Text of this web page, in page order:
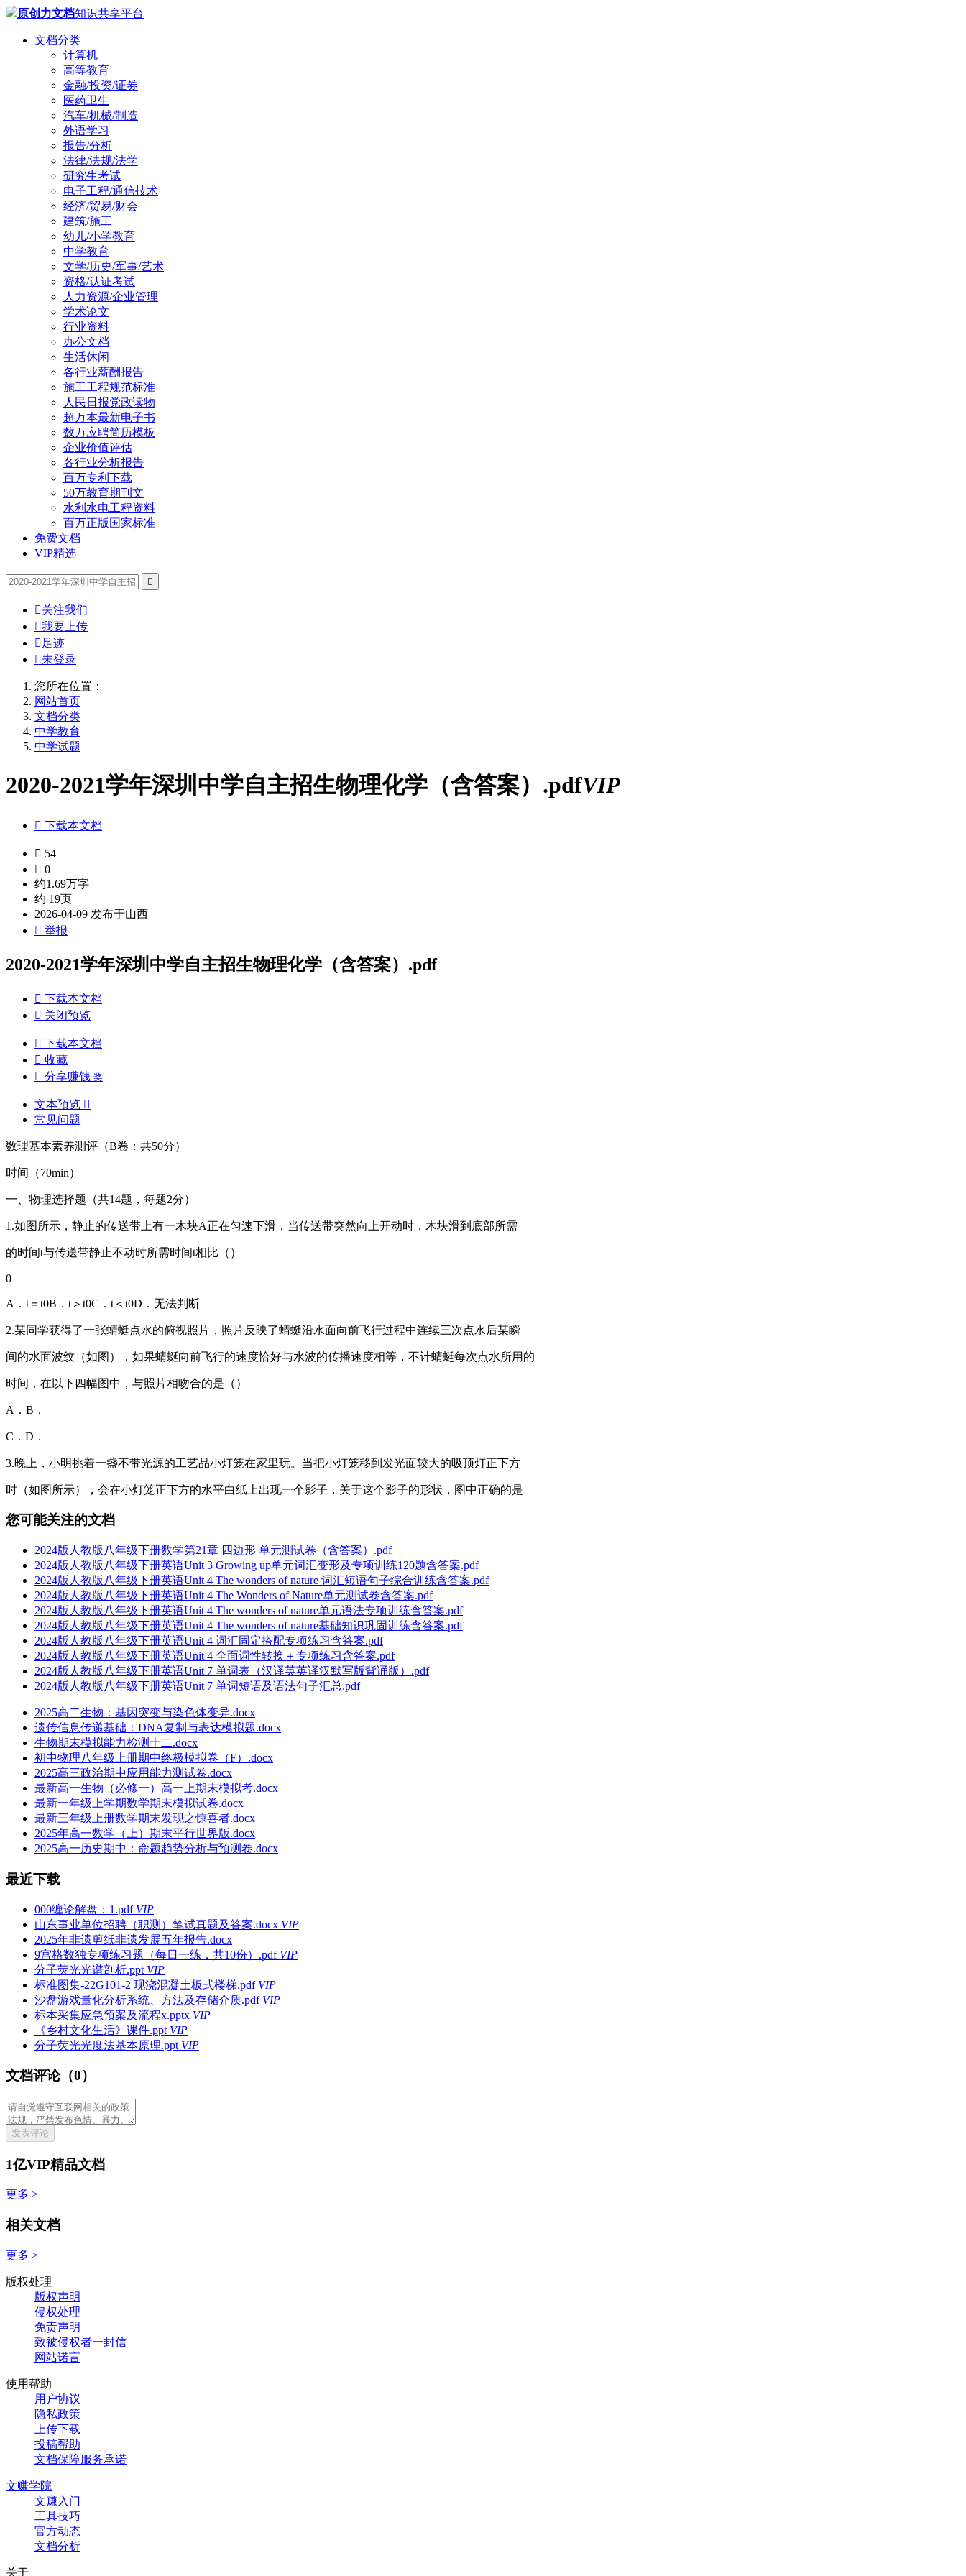
原创力文档知识共享平台
文档分类
计算机
高等教育
金融/投资/证券
医药卫生
汽车/机械/制造
外语学习
报告/分析
法律/法规/法学
研究生考试
电子工程/通信技术
经济/贸易/财会
建筑/施工
幼儿/小学教育
中学教育
文学/历史/军事/艺术
资格/认证考试
人力资源/企业管理
学术论文
行业资料
办公文档
生活休闲
各行业薪酬报告
施工工程规范标准
人民日报党政读物
超万本最新电子书
数万应聘简历模板
企业价值评估
各行业分析报告
百万专利下载
50万教育期刊文
水利水电工程资料
百万正版国家标准
免费文档
VIP精选

关注我们
我要上传
 足迹
未登录
您所在位置：
网站首页
文档分类
中学教育
中学试题
2020-2021学年深圳中学自主招生物理化学（含答案）.pdfVIP
 下载本文档
 54
 0
约1.69万字
约 19页
2026-04-09 发布于山西
 举报
2020-2021学年深圳中学自主招生物理化学（含答案）.pdf
 下载本文档
 关闭预览
 下载本文档
 收藏
 分享赚钱 奖
文本预览 
常见问题
数理基本素养测评（B卷：共50分）
时间（70min）
一、物理选择题（共14题，每题2分）
1.如图所示，静止的传送带上有一木块A正在匀速下滑，当传送带突然向上开动时，木块滑到底部所需
的时间t与传送带静止不动时所需时间t相比（）
0
A．t＝t0B．t＞t0C．t＜t0D．无法判断
2.某同学获得了一张蜻蜓点水的俯视照片，照片反映了蜻蜓沿水面向前飞行过程中连续三次点水后某瞬
间的水面波纹（如图）．如果蜻蜒向前飞行的速度恰好与水波的传播速度相等，不计蜻蜓每次点水所用的
时间，在以下四幅图中，与照片相吻合的是（）
A．B．
C．D．
3.晚上，小明挑着一盏不带光源的工艺品小灯笼在家里玩。当把小灯笼移到发光面较大的吸顶灯正下方
时（如图所示），会在小灯笼正下方的水平白纸上出现一个影子，关于这个影子的形状，图中正确的是
您可能关注的文档
2024版人教版八年级下册数学第21章 四边形 单元测试卷（含答案）.pdf
2024版人教版八年级下册英语Unit 3 Growing up单元词汇变形及专项训练120题含答案.pdf
2024版人教版八年级下册英语Unit 4 The wonders of nature 词汇短语句子综合训练含答案.pdf
2024版人教版八年级下册英语Unit 4 The Wonders of Nature单元测试卷含答案.pdf
2024版人教版八年级下册英语Unit 4 The wonders of nature单元语法专项训练含答案.pdf
2024版人教版八年级下册英语Unit 4 The wonders of nature基础知识巩固训练含答案.pdf
2024版人教版八年级下册英语Unit 4 词汇固定搭配专项练习含答案.pdf
2024版人教版八年级下册英语Unit 4 全面词性转换＋专项练习含答案.pdf
2024版人教版八年级下册英语Unit 7 单词表（汉译英英译汉默写版背诵版）.pdf
2024版人教版八年级下册英语Unit 7 单词短语及语法句子汇总.pdf
2025高二生物：基因突变与染色体变异.docx
遗传信息传递基础：DNA复制与表达模拟题.docx
生物期末模拟能力检测十二.docx
初中物理八年级上册期中终极模拟卷（F）.docx
2025高三政治期中应用能力测试卷.docx
最新高一生物（必修一）高一上期末模拟考.docx
最新一年级上学期数学期末模拟试卷.docx
最新三年级上册数学期末发现之惊喜者.docx
2025年高一数学（上）期末平行世界版.docx
2025高一历史期中：命题趋势分析与预测卷.docx
最近下载
000缠论解盘：1.pdf VIP
山东事业单位招聘（职测）笔试真题及答案.docx VIP
2025年非遗剪纸非遗发展五年报告.docx
9宫格数独专项练习题（每日一练，共10份）.pdf VIP
分子荧光光谱剖析.ppt VIP
标准图集-22G101-2 现浇混凝土板式楼梯.pdf VIP
沙盘游戏量化分析系统、方法及存储介质.pdf VIP
标本采集应急预案及流程x.pptx VIP
《乡村文化生活》课件.ppt VIP
分子荧光光度法基本原理.ppt VIP
文档评论（0）
发表评论
1亿VIP精品文档
更多 >
相关文档
更多 >
版权处理
版权声明
侵权处理
免责声明
致被侵权者一封信
网站诺言
使用帮助
用户协议
隐私政策
上传下载
投稿帮助
文档保障服务承诺
文赚学院
文赚入门
工具技巧
官方动态
文档分析
关于